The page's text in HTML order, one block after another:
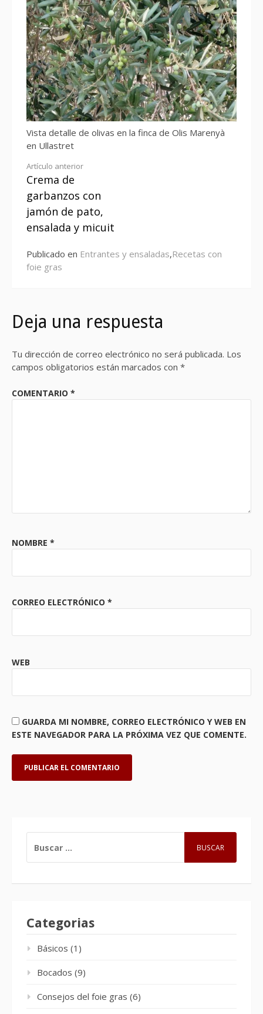
Vista detalle de olivas en la finca de Olis Marenyà
en Ullastret
Seguir
leyendo
Artículo anterior
Crema de
garbanzos con
jamón de pato,
ensalada y micuit
Publicado en Entrantes y ensaladas,Recetas con
foie gras
Deja una respuesta
Tu dirección de correo electrónico no será publicada. Los
campos obligatorios están marcados con *
COMENTARIO *
NOMBRE *
CORREO ELECTRÓNICO *
WEB
GUARDA MI NOMBRE, CORREO ELECTRÓNICO Y WEB EN
ESTE NAVEGADOR PARA LA PRÓXIMA VEZ QUE COMENTE.
Categorias
Básicos (1)
Bocados (9)
Consejos del foie gras (6)